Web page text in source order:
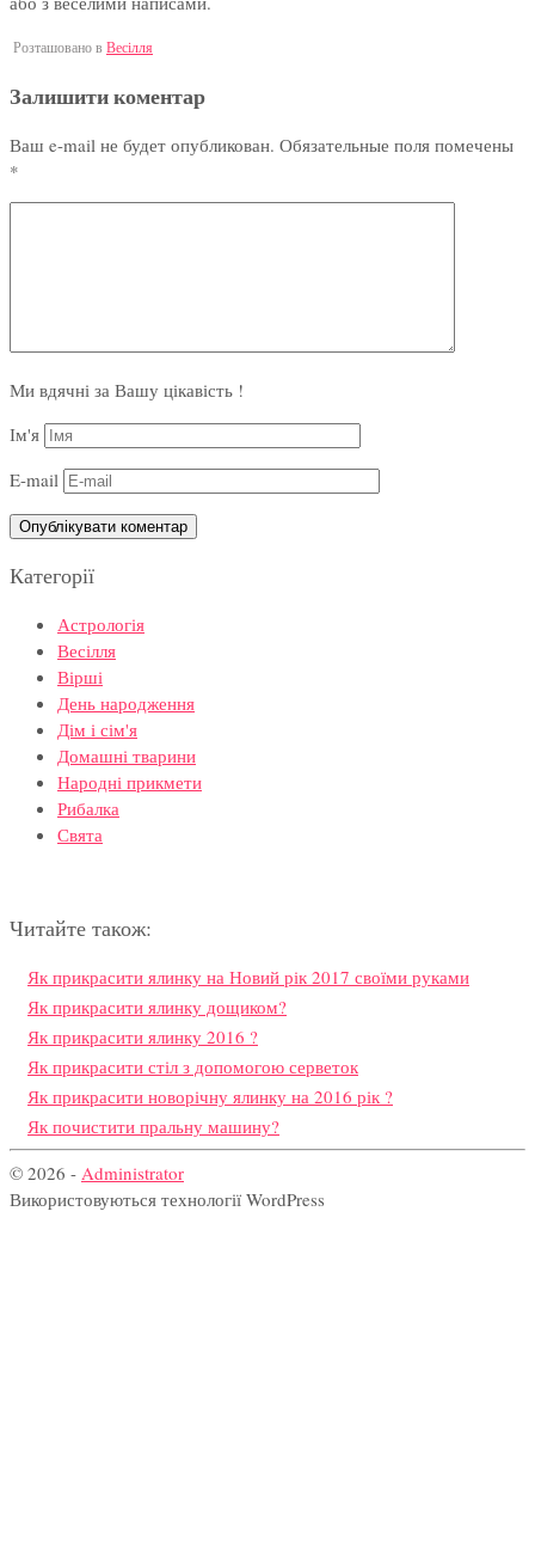
Розташовано в Весілля
Залишити коментар
Ваш e-mail не будет опубликован. Обязательные поля помечены
*
Ми вдячні за Вашу цікавість !
Ім'я
E-mail
Категорії
Астрологія
Весілля
Вірші
День народження
Дім і сім'я
Домашні тварини
Народні прикмети
Рибалка
Свята
Читайте також:
Як прикрасити ялинку на Новий рік 2017 своїми руками
Як прикрасити ялинку дощиком?
Як прикрасити ялинку 2016 ?
Як прикрасити стіл з допомогою серветок
Як прикрасити новорічну ялинку на 2016 рік ?
Як почистити пральну машину?
© 2026 - Administrator
Використовуються технології WordPress